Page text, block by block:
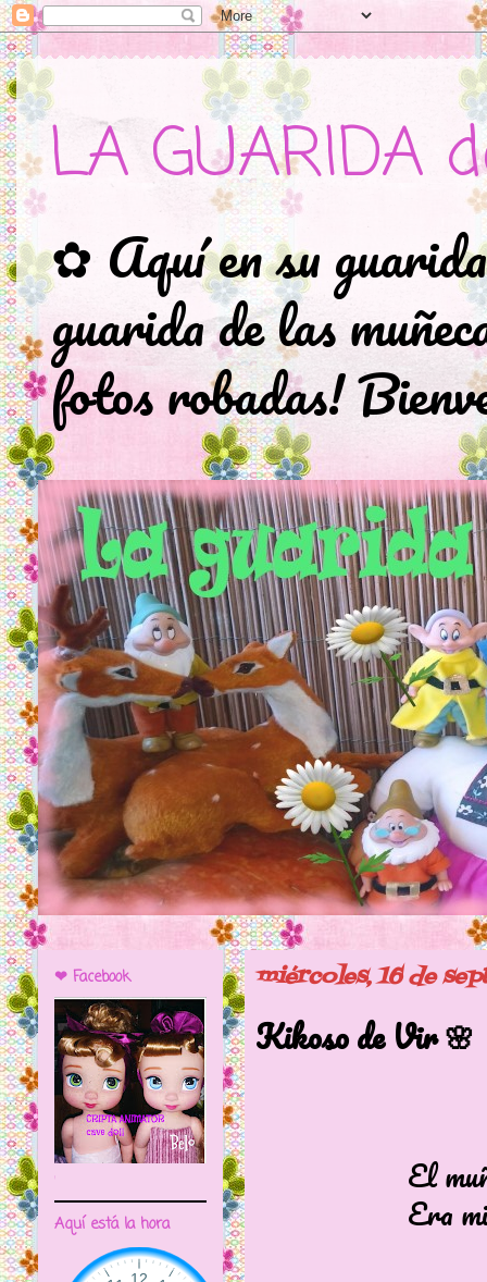
LA GUARIDA
✿ Aquí en su
guarida de las
fotos robadas!
miércoles, 16 de
Kikoso de Vir 🌸
El muñeco
Era mitad
❤ Facebook
🌼CRIPTA ANIMATOR CAVE DOLL
Aquí está la hora